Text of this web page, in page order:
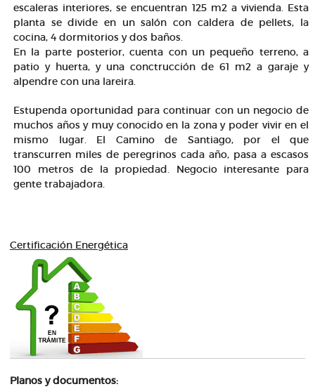
escaleras interiores, se encuentran 125 m2 a vivienda. Esta
planta se divide en un salón con caldera de pellets, la
cocina, 4 dormitorios y dos baños.
En la parte posterior, cuenta con un pequeño terreno, a
patio y huerta, y una conctrucción de 61 m2 a garaje y
alpendre con una lareira.
Estupenda oportunidad para continuar con un negocio de
muchos años y muy conocido en la zona y poder vivir en el
mismo lugar. El Camino de Santiago, por el que
transcurren miles de peregrinos cada año, pasa a escasos
100 metros de la propiedad. Negocio interesante para
gente trabajadora.
Certificación Energética
Planos y documentos: